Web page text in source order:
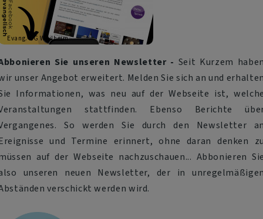
Evang. KG Weilheim
Sie unseren Newsletter - Seit Kurzem
unser Angebot erweitert. Melden Sie sich an und
Informationen, was neu auf der Webseite ist,
stattfinden. Ebenso Berichte
So werden Sie durch den Newsletter
und Termine erinnert, ohne daran denken
auf der Webseite nachzuschauen... Abbonieren
unseren neuen Newsletter, der in
verschickt werden wird.